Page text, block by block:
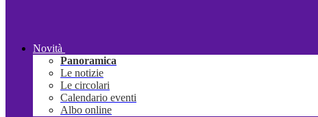
Novità
Panoramica
Le notizie
Le circolari
Calendario eventi
Albo online